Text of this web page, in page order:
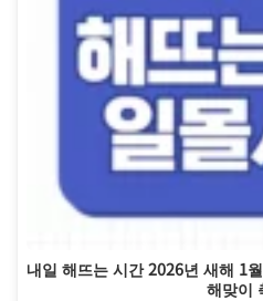
내일 해뜨는 시간 2026년 새해 1
해맞이